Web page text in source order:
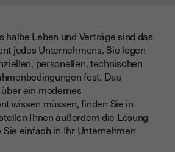
digital umsetzen – worauf sollte man
Vertrag?
Vertragsmanagement aus?
der Unterschrift?
halbe Leben und Verträge sind das
jedes Unternehmens. Sie legen
personellen, technischen
fest. Das
ein modernes
wissen müssen, finden Sie in
Ihnen außerdem die Lösung
Sie einfach in Ihr Unternehmen